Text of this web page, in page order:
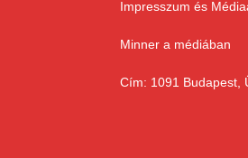
Impresszum és
Minner a médiában
Cím: 1091 Budapest,